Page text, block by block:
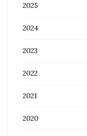
2025
2024
2023
2022
2021
2020